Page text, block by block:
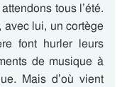
tous l’été.
avec lui, un cortège
font hurler leurs
de musique à
Mais d’où vient